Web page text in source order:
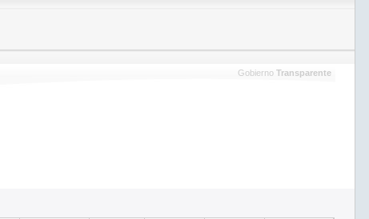
Gobierno Transparente